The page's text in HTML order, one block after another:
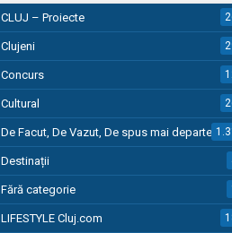
CLUJ – Proiecte
Clujeni
Concurs
Cultural
De Facut, De Vazut, De spus mai departe…
Destinații
Fără categorie
LIFESTYLE Cluj.com